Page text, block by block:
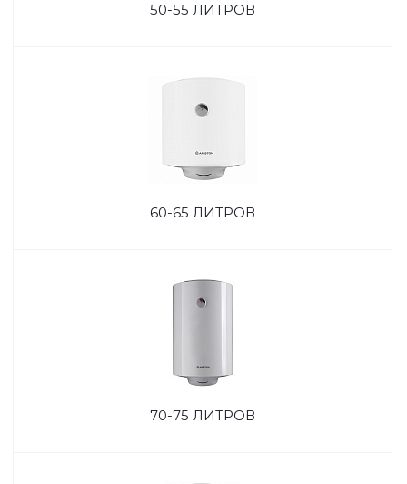
50-55 ЛИТРОВ
60-65 ЛИТРОВ
70-75 ЛИТРОВ